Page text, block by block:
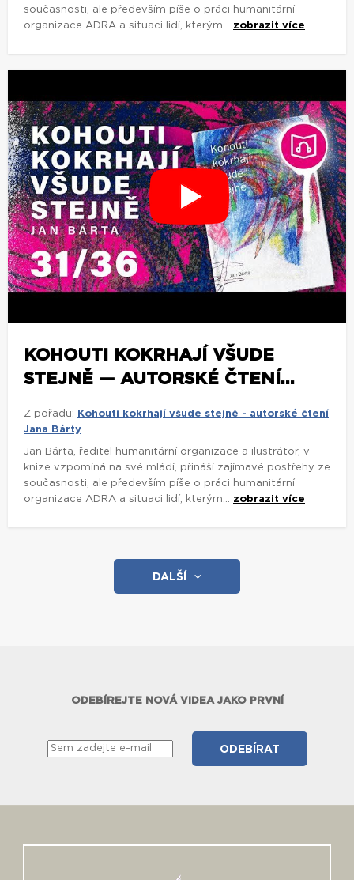
současnosti, ale především píše o práci humanitární
organizace ADRA a situaci lidí, kterým... zobrazit více
KOHOUTI KOKRHAJÍ VŠUDE
STEJNĚ — AUTORSKÉ ČTENÍ...
Z pořadu:
Kohouti kokrhají všude stejně - autorské čtení
Jana Bárty
Jan Bárta, ředitel humanitární organizace a ilustrátor, v
knize vzpomíná na své mládí, přináší zajímavé postřehy ze
současnosti, ale především píše o práci humanitární
organizace ADRA a situaci lidí, kterým... zobrazit více
DALŠÍ
ODEBÍREJTE NOVÁ VIDEA JAKO PRVNÍ